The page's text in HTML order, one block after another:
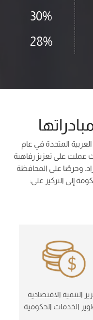
30%
28%
المتحدة في عام
عملت على تعزيز رفاهية
وحرصًا على المحافظة
إلى التركيز على:
التنمية الاقتصادية
الخدمات الحكومية